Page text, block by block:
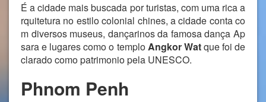
É a cidade mais buscada por turistas, com uma rica a
rquitetura no estilo colonial chines, a cidade conta co
m diversos museus, dançarinos da famosa dança Ap
sara e lugares como o temploAngkor Watque foi de
clarado como patrimonio pela UNESCO.
Phnom Penh